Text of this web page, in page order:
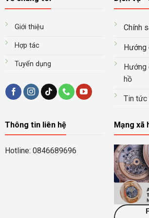
Giới thiệu
Hợp tác
Tuyển dụng
Chính
Hướng
Hướng
hồ
Tin tức
Thông tin liên hệ
Hotline: 0846689696
Mạng xã